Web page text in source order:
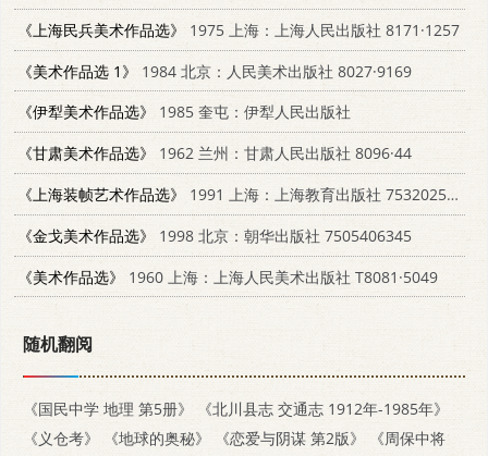
《上海民兵美术作品选》
1975 上海：上海人民出版社 8171·1257
《美术作品选 1》
1984 北京：人民美术出版社 8027·9169
《伊犁美术作品选》
1985 奎屯：伊犁人民出版社
《甘肃美术作品选》
1962 兰州：甘肃人民出版社 8096·44
《上海装帧艺术作品选》
1991 上海：上海教育出版社 7532025217
《金戈美术作品选》
1998 北京：朝华出版社 7505406345
《美术作品选》
1960 上海：上海人民美术出版社 T8081·5049
随机翻阅
《国民中学 地理 第5册》
《北川县志 交通志 1912年-1985年》
《义仓考》
《地球的奥秘》 《恋爱与阴谋 第2版》 《周保中将